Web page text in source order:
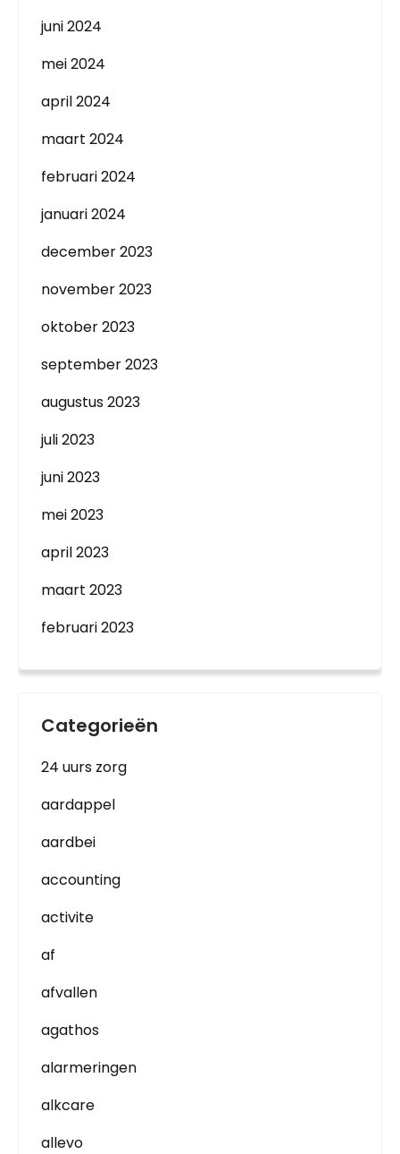
juni 2024
mei 2024
april 2024
maart 2024
februari 2024
januari 2024
december 2023
november 2023
oktober 2023
september 2023
augustus 2023
juli 2023
juni 2023
mei 2023
april 2023
maart 2023
februari 2023
Categorieën
24 uurs zorg
aardappel
aardbei
accounting
activite
af
afvallen
agathos
alarmeringen
alkcare
allevo